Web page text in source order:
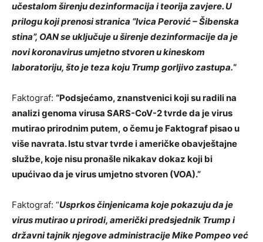
učestalom širenju dezinformacija i teorija zavjere. U
prilogu koji prenosi stranica “Ivica Perović – Šibenska
stina”, OAN se uključuje u širenje dezinformacije da je
novi koronavirus umjetno stvoren u kineskom
laboratoriju, što je teza koju Trump gorljivo zastupa.“
Faktograf: “Podsjećamo, znanstvenici koji su radili na
analizi genoma virusa SARS-CoV-2 tvrde da je virus
mutirao prirodnim putem, o čemu je Faktograf pisao u
više navrata. Istu stvar tvrde i američke obavještajne
službe, koje nisu pronašle nikakav dokaz koji bi
upućivao da je virus umjetno stvoren (VOA).”
Faktograf: “Usprkos činjenicama koje pokazuju da je
virus mutirao u prirodi, američki predsjednik Trump i
državni tajnik njegove administracije Mike Pompeo već